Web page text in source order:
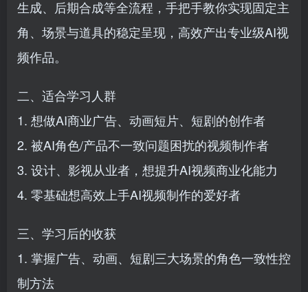
生成、后期合成等全流程，手把手教你实现固定主
角、场景与道具的稳定呈现，高效产出专业级AI视
频作品。
二、适合学习人群
1. 想做AI商业广告、动画短片、短剧的创作者
2. 被AI角色/产品不一致问题困扰的视频制作者
3. 设计、影视从业者，想提升AI视频商业化能力
4. 零基础想高效上手AI视频制作的爱好者
三、学习后的收获
1. 掌握广告、动画、短剧三大场景的角色一致性控
制方法